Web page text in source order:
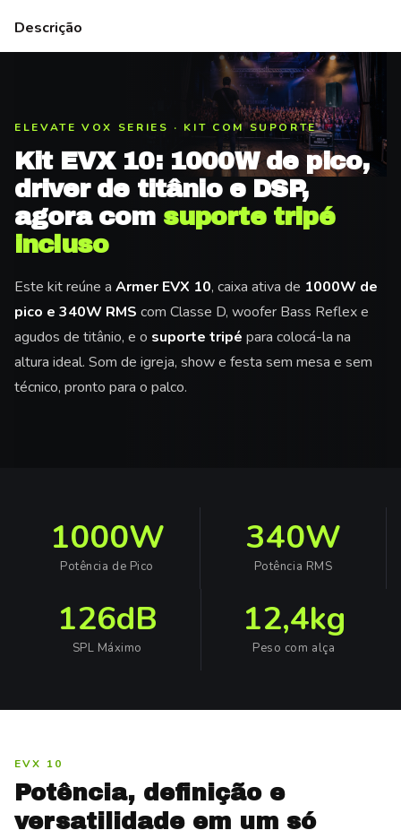
Descrição
ELEVATE VOX SERIES · KIT COM SUPORTE
Kit EVX 10: 1000W de pico,
driver de titânio e DSP,
agora com suporte tripé
incluso
Este kit reúne a Armer EVX 10, caixa ativa de 1000W de
pico e 340W RMS com Classe D, woofer Bass Reflex e
agudos de titânio, e o suporte tripé para colocá-la na
altura ideal. Som de igreja, show e festa sem mesa e sem
técnico, pronto para o palco.
1000W
Potência de Pico
340W
Potência RMS
126dB
SPL Máximo
12,4kg
Peso com alça
EVX 10
Potência, definição e
versatilidade em um só